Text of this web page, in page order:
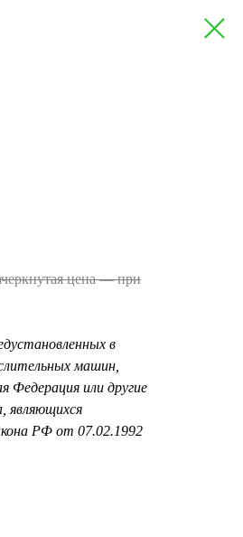
цена — при
в
машин,
Федерация или другие
являющихся
РФ от 07.02.1992